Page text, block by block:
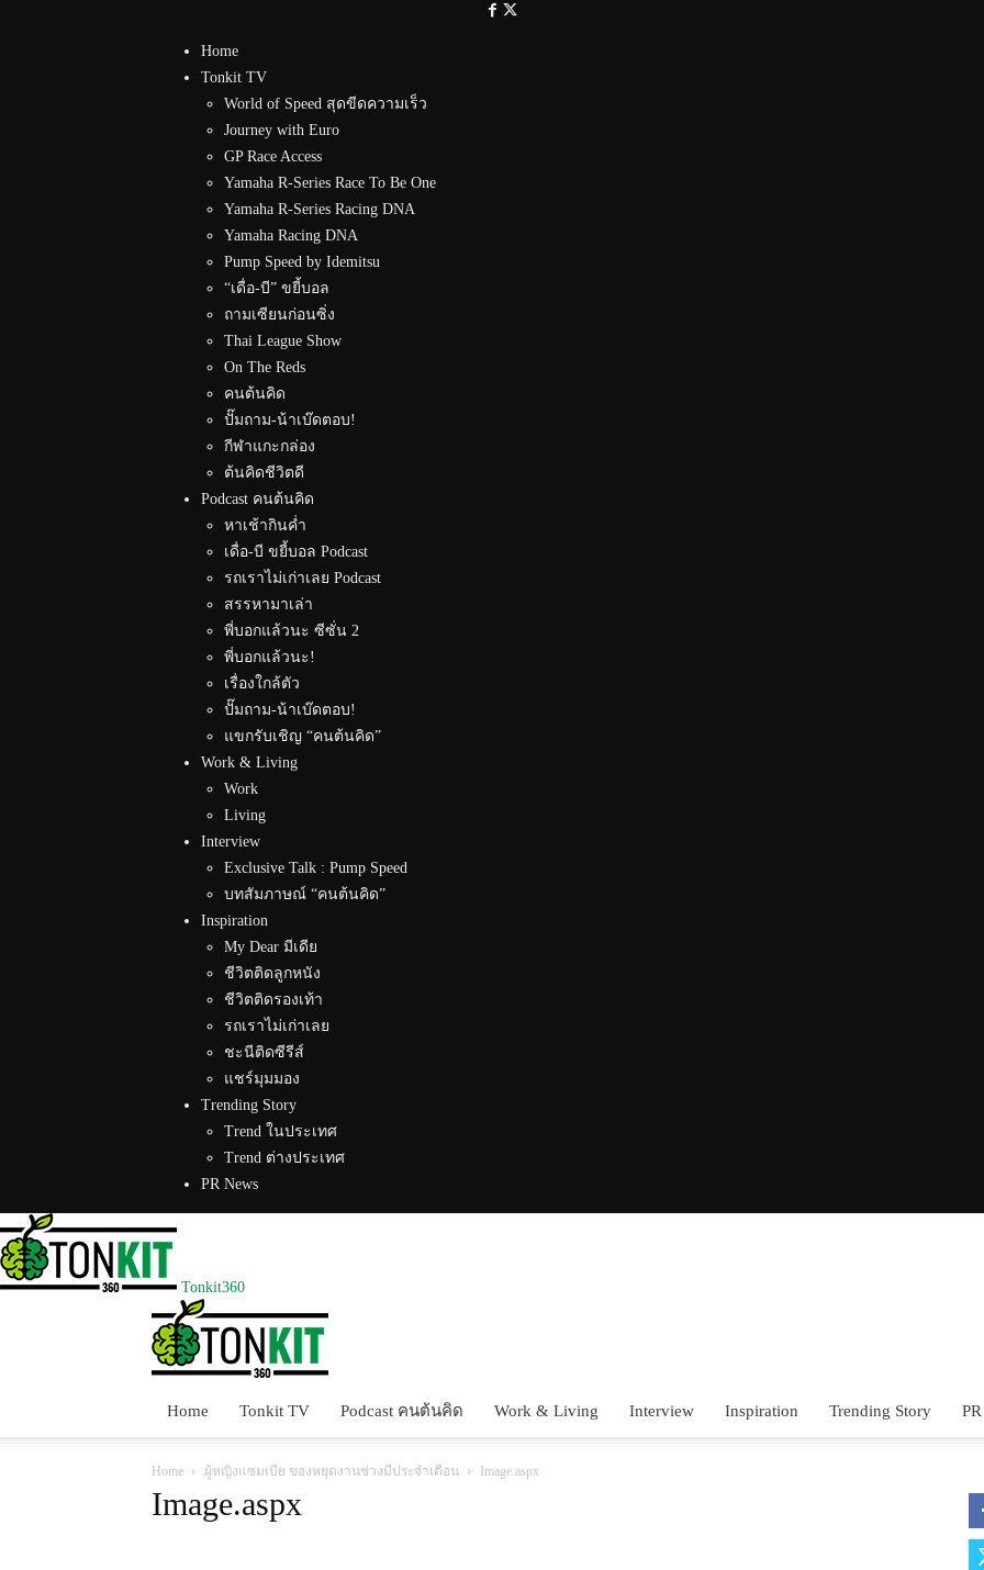
Home
Tonkit TV
World of Speed สุดขีดความเร็ว
Journey with Euro
GP Race Access
Yamaha R-Series Race To Be One
Yamaha R-Series Racing DNA
Yamaha Racing DNA
Pump Speed by Idemitsu
“เดื่อ-บี” ขยี้บอล
ถามเซียนก่อนซิ่ง
Thai League Show
On The Reds
คนต้นคิด
ปั๊มถาม-น้าเบ๊ดตอบ!
กีฬาแกะกล่อง
ต้นคิดชีวิตดี
Podcast คนต้นคิด
หาเช้ากินค่ำ
เดื่อ-บี ขยี้บอล Podcast
รถเราไม่เก่าเลย Podcast
สรรหามาเล่า
พี่บอกแล้วนะ ซีซั่น 2
พี่บอกแล้วนะ!
เรื่องใกล้ตัว
ปั๊มถาม-น้าเบ๊ดตอบ!
แขกรับเชิญ “คนต้นคิด”
Work & Living
Work
Living
Interview
Exclusive Talk : Pump Speed
บทสัมภาษณ์ “คนต้นคิด”
Inspiration
My Dear มีเดีย
ชีวิตติดลูกหนัง
ชีวิตติดรองเท้า
รถเราไม่เก่าเลย
ชะนีติดซีรีส์
แชร์มุมมอง
Trending Story
Trend ในประเทศ
Trend ต่างประเทศ
PR News
Tonkit360
Home Tonkit TV Podcast คนต้นคิด Work & Living Interview Inspiration Trending Story
Home ผู้หญิงแซมเบีย ของหยุดงานช่วงมีประจำเดือน Image.aspx
Image.aspx